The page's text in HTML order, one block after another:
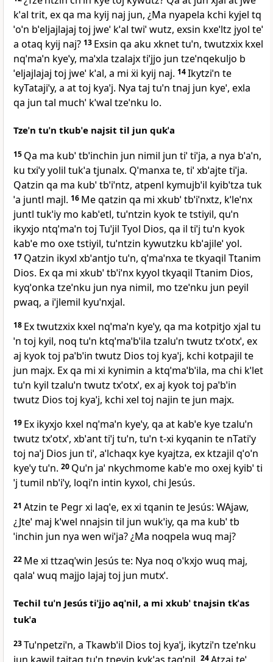
kˈal trit, ex qa ma kyij naj jun, ¿Ma nyapela kchi kyjel tq
ˈoˈn bˈeljajlajaj toj jweˈ kˈal twiˈ wutz, exsin kxeˈltz jyol teˈ
a otaq kyij naj? 13 Exsin qa aku xknet tuˈn, twutzxix kxel
nqˈmaˈn kyeˈy, maˈxla tzalajx tiˈjjo jun tzeˈnqekuljo b
ˈeljajlajaj toj jweˈ kˈal, a mi ẍi kyij naj. 14Ikytziˈn te
kyTatajiˈy, a at toj kyaˈj. Nya taj tuˈn tnaj jun kyeˈ, exla
qa jun tal muchˈ kˈwal tzeˈnku lo.
Tzeˈn tuˈn tkubˈe najsit til jun qukˈa
15 Qa ma kubˈ tbˈinchin jun nimil jun tiˈ tiˈja, a nya bˈaˈn,
ku txiˈy yolil tukˈa tjunalx. Qˈmanxa te, tiˈ xbˈajte tiˈja.
Qatzin qa ma kubˈ tbˈiˈntz, atpenl kymujbˈil kyibˈtza tuk
ˈa juntl majl. 16 Me qatzin qa mi xkubˈ tbˈiˈnxtz, kˈleˈnx
juntl tukˈiy mo kabˈetl, tuˈntzin kyok te tstiyil, quˈn
ikyxjo ntqˈmaˈn toj Tuˈjil Tyol Dios, qa il tiˈj tuˈn kyok
kabˈe mo oxe tstiyil, tuˈntzin kywutzku kbˈajileˈ yol.
17 Qatzin ikyxl xbˈantjo tuˈn, qˈmaˈnxa te tkyaqil Ttanim
Dios. Ex qa mi xkubˈ tbˈiˈnx kyyol tkyaqil Ttanim Dios,
kyqˈonka tzeˈnku jun nya nimil, mo tzeˈnku jun peyil
pwaq, a iˈjlemil kyuˈnxjal.
18 Ex twutzxix kxel nqˈmaˈn kyeˈy, qa ma kotpitjo xjal tu
ˈn toj kyil, noq tuˈn ktqˈmaˈbˈila tzaluˈn twutz txˈotxˈ, ex
aj kyok toj paˈbˈin twutz Dios toj kyaˈj, kchi kotpajil te
jun majx. Ex qa mi xi kynimin a ktqˈmaˈbˈila, ma chi kˈlet
tuˈn kyil tzaluˈn twutz txˈotxˈ, ex aj kyok toj paˈbˈin
twutz Dios toj kyaˈj, kchi xel toj najin te jun majx.
19 Ex ikyxjo kxel nqˈmaˈn kyeˈy, qa at kabˈe kye tzaluˈn
twutz txˈotxˈ, xbˈant tiˈj tuˈn, tuˈn t‑xi kyqanin te nTatiˈy
toj naˈj Dios jun tiˈ, aˈlchaqx kye kyajtza, ex ktzajil qˈoˈn
kyeˈy tuˈn. 20 Quˈn jaˈ nkychmome kabˈe mo oxej kyibˈ ti
ˈj tumil nbˈiˈy, loqiˈn intin kyxol, chi Jesús.
21 Atzin te Pegr xi laqˈe, ex xi tqanin te Jesús: WAjaw,
¿Jteˈ maj kˈwel nnajsin til jun wukˈiy, qa ma kubˈ tb
ˈinchin jun nya wen wiˈja? ¿Ma noqpela wuq maj?
22 Me xi ttzaqˈwin Jesús te: Nya noq oˈkxjo wuq maj,
qalaˈ wuq majjo lajaj toj jun mutxˈ.
Techil tuˈn Jesús tiˈjjo aqˈnil, a mi xkubˈ tnajsin tkˈas
tukˈa
23Tuˈnpetziˈn, a Tkawbˈil Dios toj kyaˈj, ikytziˈn tzeˈnku
24